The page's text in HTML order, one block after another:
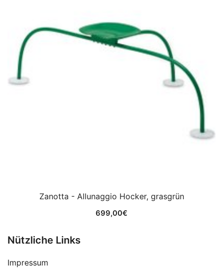
Zanotta - Allunaggio Hocker, grasgrün
699,00€
Nützliche Links
Impressum